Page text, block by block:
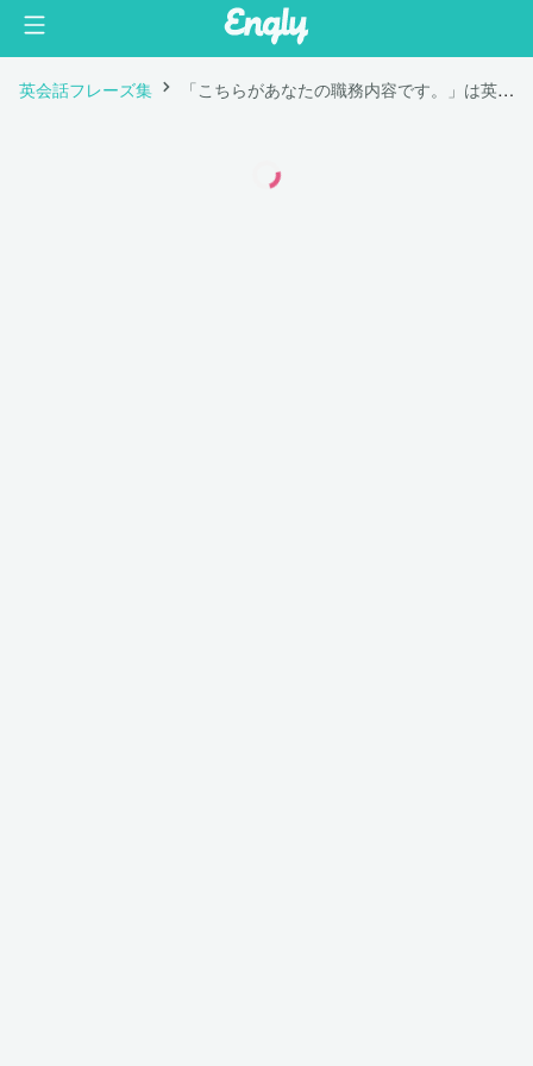
英会話フレーズ集 「こちらがあなたの職務内容です。」は英語で "Here is your job description."